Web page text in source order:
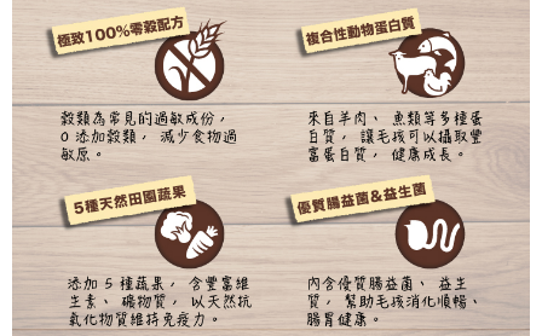
每筆NT$80，滿NT$1,000(含以上)免運費
每筆NT$160
宅配(滿額免運)
每筆NT$160，滿NT$5,000(含以上)免運費
付款後門市自取